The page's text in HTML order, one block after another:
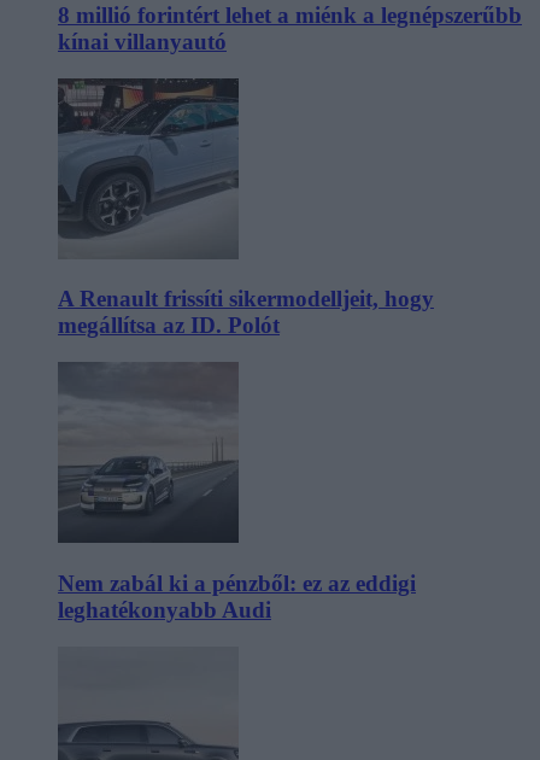
8 millió forintért lehet a miénk a legnépszerűbb
kínai villanyautó
A Renault frissíti sikermodelljeit, hogy
megállítsa az ID. Polót
Nem zabál ki a pénzből: ez az eddigi
leghatékonyabb Audi